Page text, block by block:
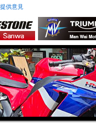
供意見